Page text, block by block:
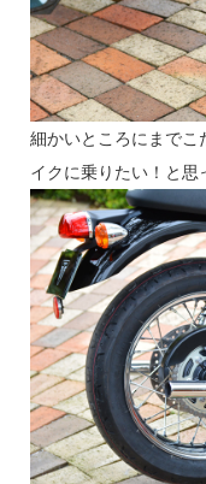
細かいところにまでこ
イクに乗りたい！と思